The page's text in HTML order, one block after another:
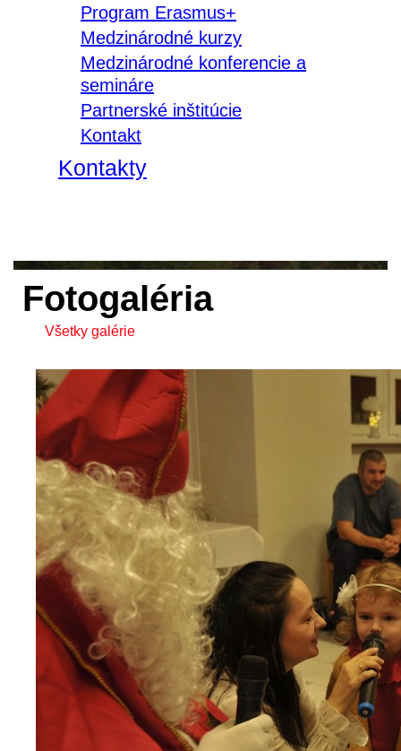
Program Erasmus+
Medzinárodné kurzy
Medzinárodné konferencie a
semináre
Partnerské inštitúcie
Kontakt
Kontakty
Fotogaléria
Všetky galérie